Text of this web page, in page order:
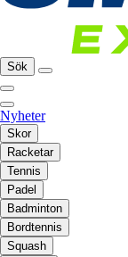
Sök
Nyheter
Skor
Racketar
Tennis
Padel
Badminton
Bordtennis
Squash